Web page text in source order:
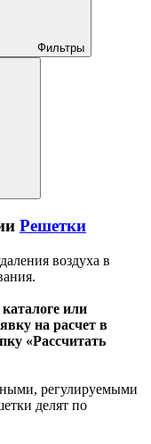
Фильтры
Решетки
воздуха в
или
на расчет в
«Рассчитать
регулируемыми
делят по